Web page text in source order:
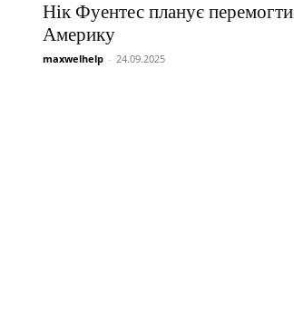
Нік Фуентес планує перемогти
Америку
maxwelhelp - 24.09.2025